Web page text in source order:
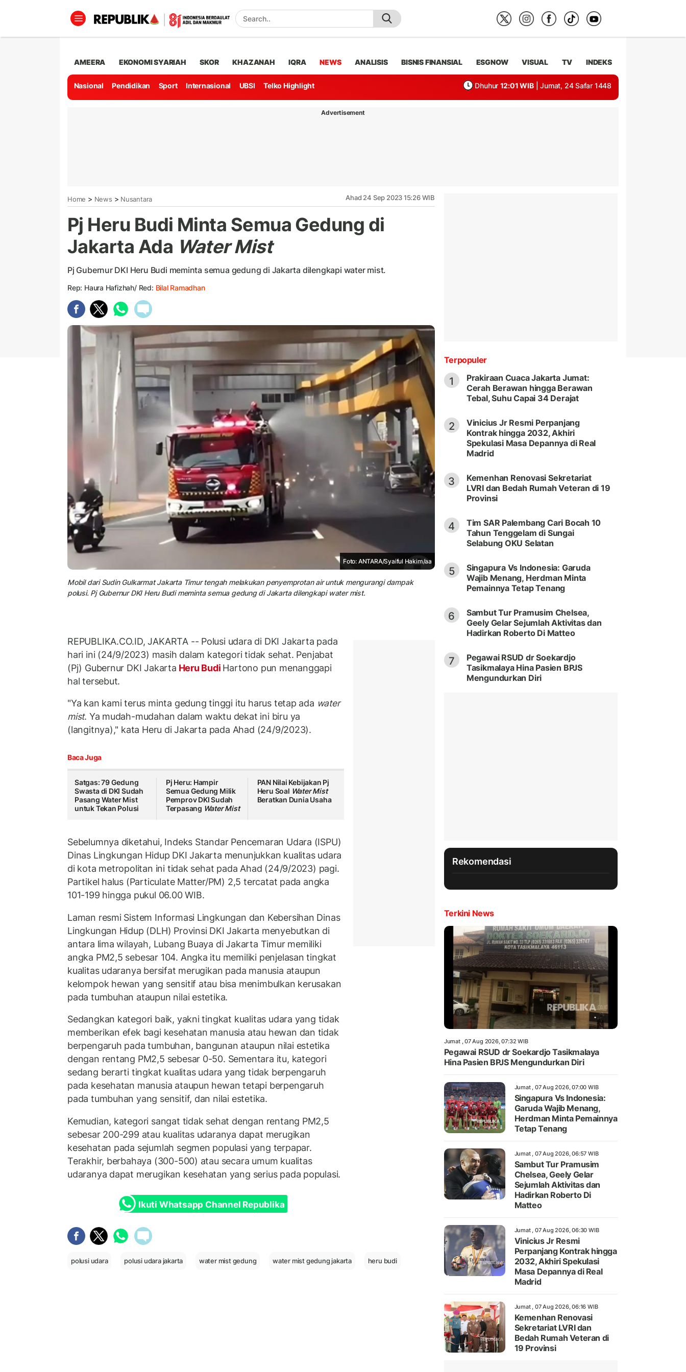
AMEERA EKONOMI SYARIAH SKOR KHAZANAH IQRA NEWS ANALISIS BISNIS FINANSIAL ESGNOW VISUAL TV INDEKS
Nasional Pendidikan Sport Internasional UBSI Telko Highlight Dhuhur 12:01 WIB | Jumat, 24 Safar 1448
Advertisement
Home > News > Nusantara Ahad 24 Sep 2023 15:26 WIB
Pj Heru Budi Minta Semua Gedung di
Jakarta Ada Water Mist
Pj Gubernur DKI Heru Budi meminta semua gedung di Jakarta dilengkapi water mist.
Rep: Haura Hafizhah/ Red: Bilal Ramadhan
Foto: ANTARA/Syaiful Hakim/aa
Mobil dari Sudin Gulkarmat Jakarta Timur tengah melakukan penyemprotan air untuk mengurangi dampak
polusi. Pj Gubernur DKI Heru Budi meminta semua gedung di Jakarta dilengkapi water mist.
REPUBLIKA.CO.ID, JAKARTA -- Polusi udara di DKI Jakarta pada
hari ini (24/9/2023) masih dalam kategori tidak sehat. Penjabat
(Pj) Gubernur DKI Jakarta Heru Budi Hartono pun menanggapi
hal tersebut.
"Ya kan kami terus minta gedung tinggi itu harus tetap ada water
mist. Ya mudah-mudahan dalam waktu dekat ini biru ya
(langitnya)," kata Heru di Jakarta pada Ahad (24/9/2023).
Baca Juga
Satgas: 79 Gedung
Swasta di DKI Sudah
Pasang Water Mist
untuk Tekan Polusi
Pj Heru: Hampir
Semua Gedung Milik
Pemprov DKI Sudah
Terpasang Water Mist
PAN Nilai Kebijakan Pj
Heru Soal Water Mist
Beratkan Dunia Usaha
Sebelumnya diketahui, Indeks Standar Pencemaran Udara (ISPU)
Dinas Lingkungan Hidup DKI Jakarta menunjukkan kualitas udara
di kota metropolitan ini tidak sehat pada Ahad (24/9/2023) pagi.
Partikel halus (Particulate Matter/PM) 2,5 tercatat pada angka
101-199 hingga pukul 06.00 WIB.
Laman resmi Sistem Informasi Lingkungan dan Kebersihan Dinas
Lingkungan Hidup (DLH) Provinsi DKI Jakarta menyebutkan di
antara lima wilayah, Lubang Buaya di Jakarta Timur memiliki
angka PM2,5 sebesar 104. Angka itu memiliki penjelasan tingkat
kualitas udaranya bersifat merugikan pada manusia ataupun
kelompok hewan yang sensitif atau bisa menimbulkan kerusakan
pada tumbuhan ataupun nilai estetika.
Sedangkan kategori baik, yakni tingkat kualitas udara yang tidak
memberikan efek bagi kesehatan manusia atau hewan dan tidak
berpengaruh pada tumbuhan, bangunan ataupun nilai estetika
dengan rentang PM2,5 sebesar 0-50. Sementara itu, kategori
sedang berarti tingkat kualitas udara yang tidak berpengaruh
pada kesehatan manusia ataupun hewan tetapi berpengaruh
pada tumbuhan yang sensitif, dan nilai estetika.
Kemudian, kategori sangat tidak sehat dengan rentang PM2,5
sebesar 200-299 atau kualitas udaranya dapat merugikan
kesehatan pada sejumlah segmen populasi yang terpapar.
Terakhir, berbahaya (300-500) atau secara umum kualitas
udaranya dapat merugikan kesehatan yang serius pada populasi.
Ikuti Whatsapp Channel Republika
polusi udara polusi udara jakarta water mist gedung water mist gedung jakarta heru budi
Terpopuler
1
Prakiraan Cuaca Jakarta Jumat:
Cerah Berawan hingga Berawan
Tebal, Suhu Capai 34 Derajat
2
Vinicius Jr Resmi Perpanjang
Kontrak hingga 2032, Akhiri
Spekulasi Masa Depannya di Real
Madrid
3
Kemenhan Renovasi Sekretariat
LVRI dan Bedah Rumah Veteran di 19
Provinsi
4
Tim SAR Palembang Cari Bocah 10
Tahun Tenggelam di Sungai
Selabung OKU Selatan
5
Singapura Vs Indonesia: Garuda
Wajib Menang, Herdman Minta
Pemainnya Tetap Tenang
6
Sambut Tur Pramusim Chelsea,
Geely Gelar Sejumlah Aktivitas dan
Hadirkan Roberto Di Matteo
7
Pegawai RSUD dr Soekardjo
Tasikmalaya Hina Pasien BPJS
Mengundurkan Diri
Rekomendasi
Terkini News
Jumat , 07 Aug 2026, 07:32 WIB
Pegawai RSUD dr Soekardjo Tasikmalaya
Hina Pasien BPJS Mengundurkan Diri
Jumat , 07 Aug 2026, 07:00 WIB
Singapura Vs Indonesia:
Garuda Wajib Menang,
Herdman Minta Pemainnya
Tetap Tenang
Jumat , 07 Aug 2026, 06:57 WIB
Sambut Tur Pramusim
Chelsea, Geely Gelar
Sejumlah Aktivitas dan
Hadirkan Roberto Di
Matteo
Jumat , 07 Aug 2026, 06:30 WIB
Vinicius Jr Resmi
Perpanjang Kontrak hingga
2032, Akhiri Spekulasi
Masa Depannya di Real
Madrid
Jumat , 07 Aug 2026, 06:16 WIB
Kemenhan Renovasi
Sekretariat LVRI dan
Bedah Rumah Veteran di
19 Provinsi